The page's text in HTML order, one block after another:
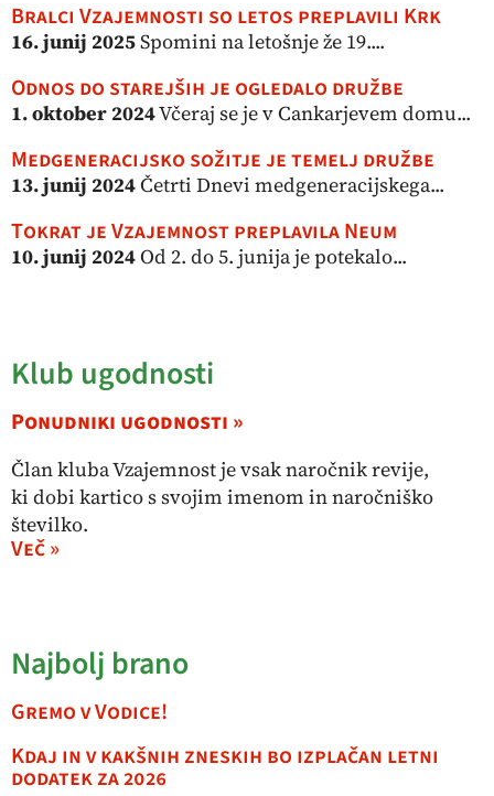
Bralci Vzajemnosti so letos preplavili Krk
16. junij 2025Spomini na letošnje že 19....
Odnos do starejših je ogledalo družbe
1. oktober 2024Včeraj se je v Cankarjevem domu...
Medgeneracijsko sožitje je temelj družbe
13. junij 2024Četrti Dnevi medgeneracijskega...
Tokrat je Vzajemnost preplavila Neum
10. junij 2024Od 2. do 5. junija je potekalo...
Klub ugodnosti
Ponudniki ugodnosti »
Član kluba Vzajemnost je vsak naročnik revije,
ki dobi kartico s svojim imenom in naročniško
številko.
Več »
Najbolj brano
Gremo v Vodice!
Kdaj in v kakšnih zneskih bo izplačan letni
dodatek za 2026